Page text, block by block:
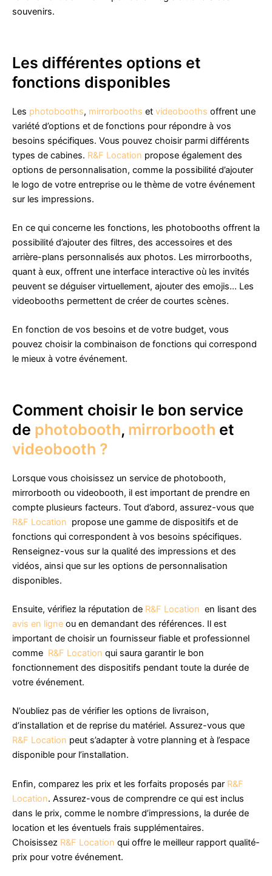
souvenirs.
Les différentes options et
fonctions disponibles
Les photobooths, mirrorbooths et videobooths offrent une
variété d’options et de fonctions pour répondre à vos
besoins spécifiques. Vous pouvez choisir parmi différents
types de cabines. R&F Location propose également des
options de personnalisation, comme la possibilité d’ajouter
le logo de votre entreprise ou le thème de votre événement
sur les impressions.
En ce qui concerne les fonctions, les photobooths offrent la
possibilité d’ajouter des filtres, des accessoires et des
arrière-plans personnalisés aux photos. Les mirrorbooths,
quant à eux, offrent une interface interactive où les invités
peuvent se déguiser virtuellement, ajouter des emojis… Les
videobooths permettent de créer de courtes scènes.
En fonction de vos besoins et de votre budget, vous
pouvez choisir la combinaison de fonctions qui correspond
le mieux à votre événement.
Comment choisir le bon service
de photobooth, mirrorbooth et
videobooth ?
Lorsque vous choisissez un service de photobooth,
mirrorbooth ou videobooth, il est important de prendre en
compte plusieurs facteurs. Tout d’abord, assurez-vous que
R&F Location propose une gamme de dispositifs et de
fonctions qui correspondent à vos besoins spécifiques.
Renseignez-vous sur la qualité des impressions et des
vidéos, ainsi que sur les options de personnalisation
disponibles.
Ensuite, vérifiez la réputation de R&F Location en lisant des
avis en ligne ou en demandant des références. Il est
important de choisir un fournisseur fiable et professionnel
comme R&F Location qui saura garantir le bon
fonctionnement des dispositifs pendant toute la durée de
votre événement.
N’oubliez pas de vérifier les options de livraison,
d’installation et de reprise du matériel. Assurez-vous que
R&F Location peut s’adapter à votre planning et à l’espace
disponible pour l’installation.
Enfin, comparez les prix et les forfaits proposés par R&F
Location. Assurez-vous de comprendre ce qui est inclus
dans le prix, comme le nombre d’impressions, la durée de
location et les éventuels frais supplémentaires.
Choisissez R&F Location qui offre le meilleur rapport qualité-
prix pour votre événement.